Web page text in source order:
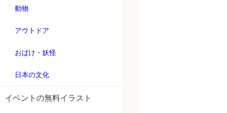
動物
アウトドア
おばけ・妖怪
日本の文化
イベントの無料イラスト